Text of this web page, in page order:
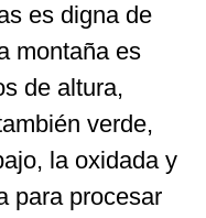
es digna de
montaña es
de altura,
verde,
la oxidada y
para procesar